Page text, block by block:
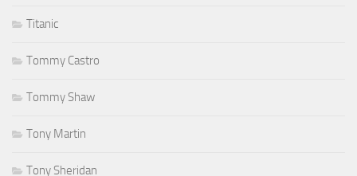
Titanic
Tommy Castro
Tommy Shaw
Tony Martin
Tony Sheridan